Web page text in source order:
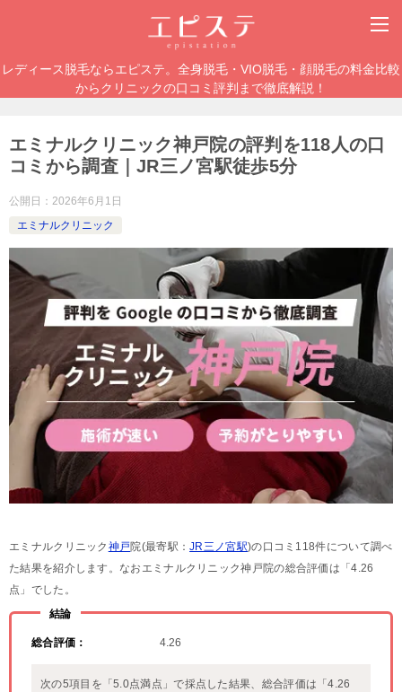
レディース脱毛ならエピステ。全身脱毛・VIO脱毛・顔脱毛の料金比較
からクリニックの口コミ評判まで徹底解説！
エミナルクリニック神戸院の評判を118人の口
コミから調査｜JR三ノ宮駅徒歩5分
公開日： 2026年6月1日
エミナルクリニック
エミナルクリニック 神戸院(最寄駅：JR三ノ宮駅)の口コミ118件について調べ
た結果を紹介します。なおエミナルクリニック神戸院の総合評価は「4.26
点」でした。
結論
総合評価： 4.26
次の5項目を「5.0点満点」で採点した結果、総合評価は「4.26